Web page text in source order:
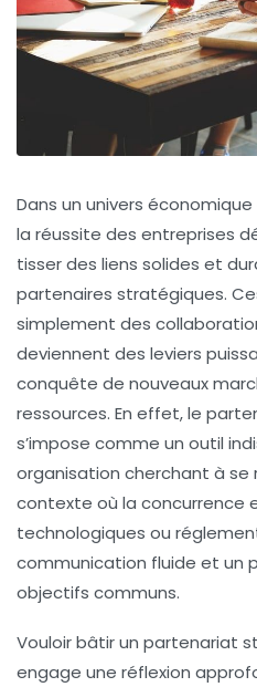
Dans un univers
la réussite des entreprises
tisser des liens solides et
partenaires stratégiques.
simplement des
deviennent des leviers
conquête de nouveaux
ressources. En effet, le
s’impose comme un outil
organisation cherchant à se
contexte où la concurrence
technologiques ou
communication fluide et un
objectifs communs.
Vouloir bâtir un partenariat
engage une réflexion